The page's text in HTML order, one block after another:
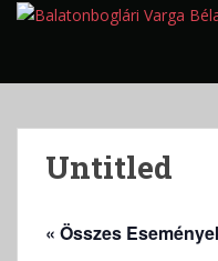
p
Untitled
« Összes